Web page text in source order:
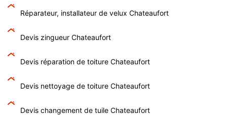
Réparateur, installateur de velux Chateaufort
Devis zingueur Chateaufort
Devis réparation de toiture Chateaufort
Devis nettoyage de toiture Chateaufort
Devis changement de tuile Chateaufort